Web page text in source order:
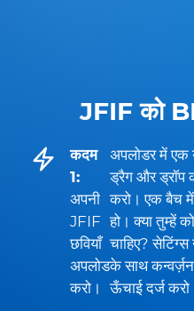
JFIF को
कदम
1:
अपनी
JFIF
छवियाँ
अपलोड
करो।
अपलोडर में एक
ड्रैग और ड्रॉप
करो। एक बैच
हो। क्या तुम्हें
चाहिए?
के साथ
ऊँचाई दर्ज